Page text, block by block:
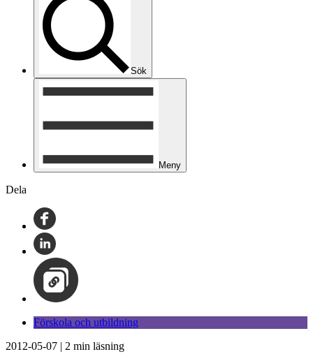
Sök
Meny
Dela
Förskola och utbildning
2012-05-07 | 2 min läsning